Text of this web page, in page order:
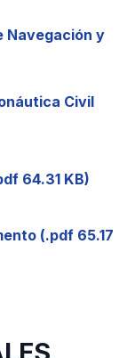
Navegación y
Civil
64.31 KB)
(.pdf 65.17